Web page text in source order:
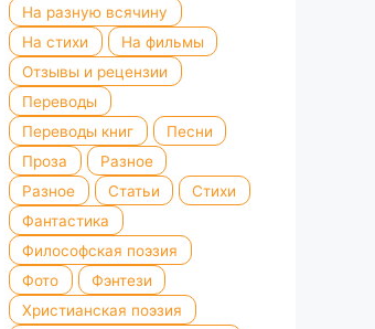
На разную всячину
На стихи
На фильмы
Отзывы и рецензии
Переводы
Переводы книг
Песни
Проза
Разное
Разное
Статьи
Стихи
Фантастика
Философская поэзия
Фото
Фэнтези
Христианская поэзия